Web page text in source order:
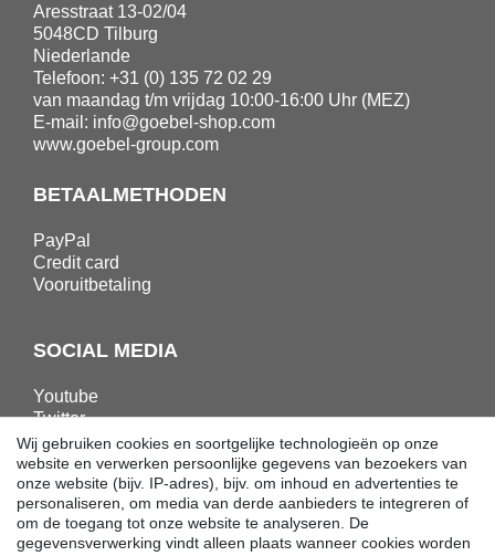
Aresstraat 13-02/04
5048CD Tilburg
Niederlande
Telefoon: +31 (0) 135 72 02 29
van maandag t/m vrijdag 10:00-16:00 Uhr (MEZ)
E-mail: info@goebel-shop.com
www.goebel-group.com
BETAALMETHODEN
PayPal
Credit card
Vooruitbetaling
SOCIAL MEDIA
Youtube
Twitter
Linkedin
Facebook
Instagram
DOWNLOADS
Wij gebruiken cookies en soortgelijke technologieën op onze
website en verwerken persoonlijke gegevens van bezoekers van
onze website (bijv. IP-adres), bijv. om inhoud en advertenties te
personaliseren, om media van derde aanbieders te integreren of
om de toegang tot onze website te analyseren. De
gegevensverwerking vindt alleen plaats wanneer cookies worden